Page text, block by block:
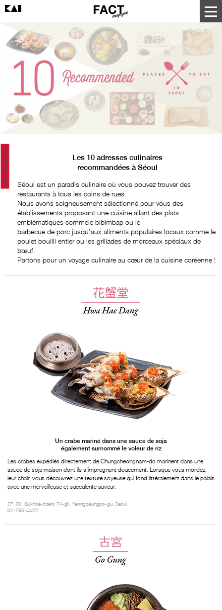
FACT No.10
Les 10 adresses culinaires
recommandées à Séoul
Séoul est un paradis culinaire où vous pouvez trouver des
restaurants à tous les coins de rues.
Nous avons soigneusement sélectionné pour vous des
établissements proposant une cuisine allant des plats
emblématiques commele bibimbap ou le
barbecue de porc jusqu’aux aliments populaires locaux comme le
poulet bouilli entier ou les grillades de morceaux spéciaux de
bœuf.
Partons pour un voyage culinaire au cœur de la cuisine coréenne !
Un crabe mariné dans une sauce de soja
également surnommé le voleur de riz
Les crabes expédiés directement de Chungcheongnam-do marinent dans une
sauce de soja maison dont ils s’imprègnent doucement. Lorsque vous mordez
leur chair, vous découvrez une texture soyeuse qui fond littéralement dans le palais
avec une merveilleuse et succulente saveur.
2F, 20, Gukhoe-daero 74-gil, Yeongdeungpo-gu, Seoul
02-785-4422